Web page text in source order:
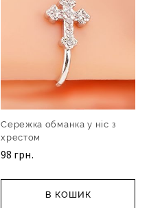
Сережка обманка у ніс з
хрестом
98 грн.
В КОШИК